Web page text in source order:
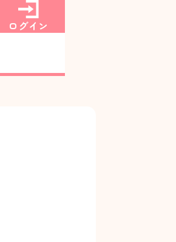
ログイン